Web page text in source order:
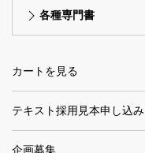
各種専門書
カートを見る
テキスト採用見本申し込み
企画募集